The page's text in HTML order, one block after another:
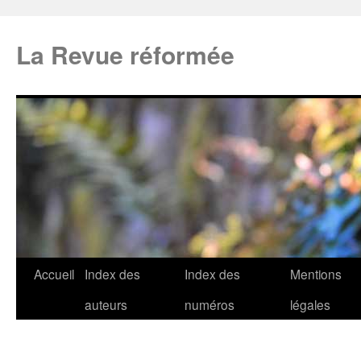
La Revue réformée
Accueil
Index des
auteurs
Index des
numéros
Mentions
légales